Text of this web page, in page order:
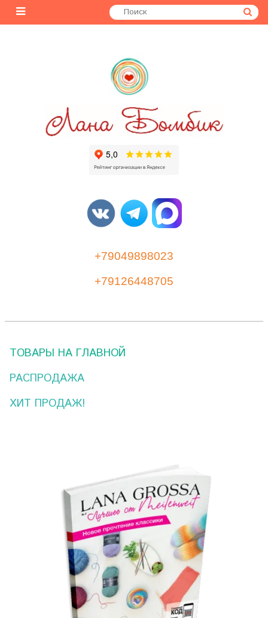
+79049898023
+79126448705
ТОВАРЫ НА ГЛАВНОЙ
РАСПРОДАЖА
ХИТ ПРОДАЖ!